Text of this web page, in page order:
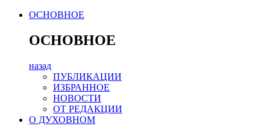
ОСНОВНОЕ
ОСНОВНОЕ
назад
ПУБЛИКАЦИИ
ИЗБРАННОЕ
НОВОСТИ
ОТ РЕДАКЦИИ
О ДУХОВНОМ